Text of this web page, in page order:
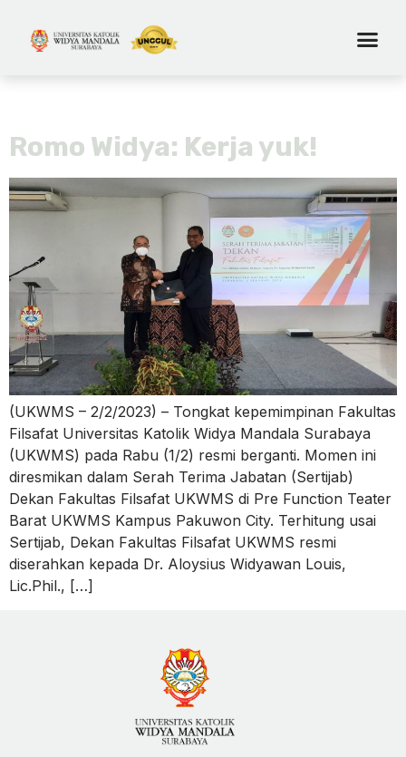
Romo Widya: Kerja yuk!
(UKWMS – 2/2/2023) – Tongkat kepemimpinan Fakultas
Filsafat Universitas Katolik Widya Mandala Surabaya
(UKWMS) pada Rabu (1/2) resmi berganti. Momen ini
diresmikan dalam Serah Terima Jabatan (Sertijab)
Dekan Fakultas Filsafat UKWMS di Pre Function Teater
Barat UKWMS Kampus Pakuwon City. Terhitung usai
Sertijab, Dekan Fakultas Filsafat UKWMS resmi
diserahkan kepada Dr. Aloysius Widyawan Louis,
Lic.Phil., […]